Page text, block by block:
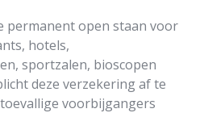
permanent open staan voor
hotels,
sportzalen, bioscopen
deze verzekering af te
voorbijgangers